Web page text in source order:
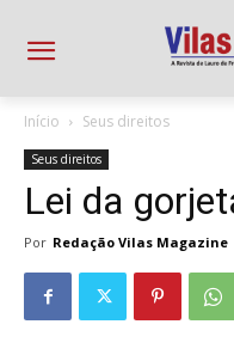
Início Seus direitos
Seus direitos
Lei da
Por Redação Vilas Magazine